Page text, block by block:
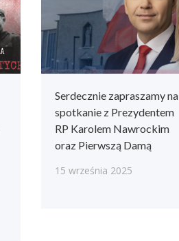
Serdecznie zapraszamy na
spotkanie z Prezydentem
RP Karolem Nawrockim
oraz Pierwszą Damą
15 września 2025